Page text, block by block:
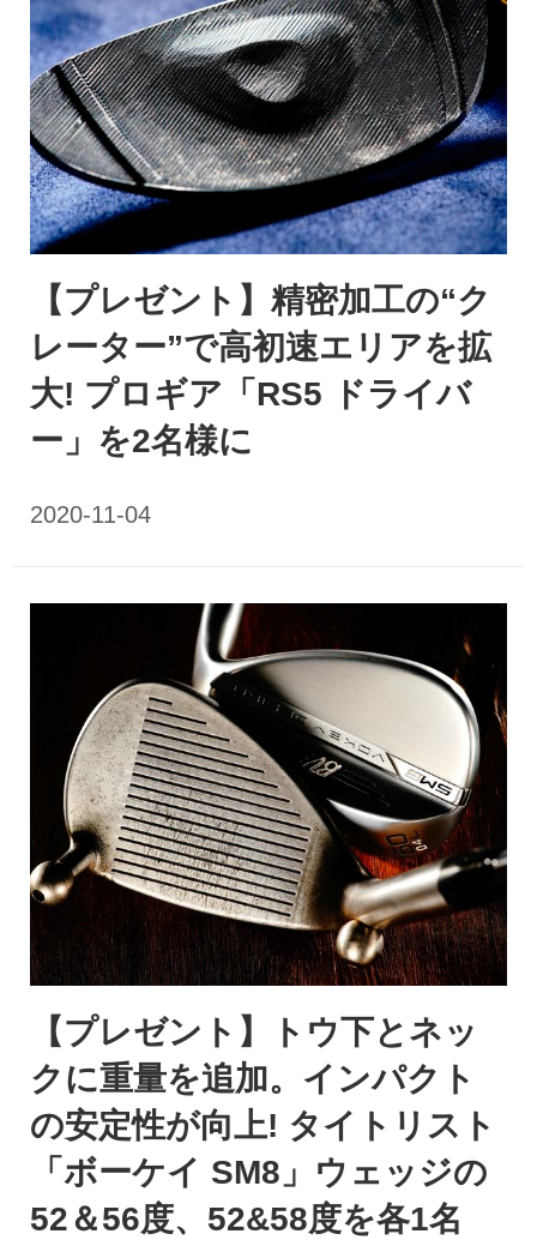
【プレゼント】精密加工の“ク
レーター”で高初速エリアを拡
大! プロギア「RS5 ドライバ
ー」を2名様に
【プレゼント】トウ下とネッ
クに重量を追加。インパクト
の安定性が向上! タイトリスト
「ボーケイ SM8」ウェッジの
52＆56度、52&58度を各1名